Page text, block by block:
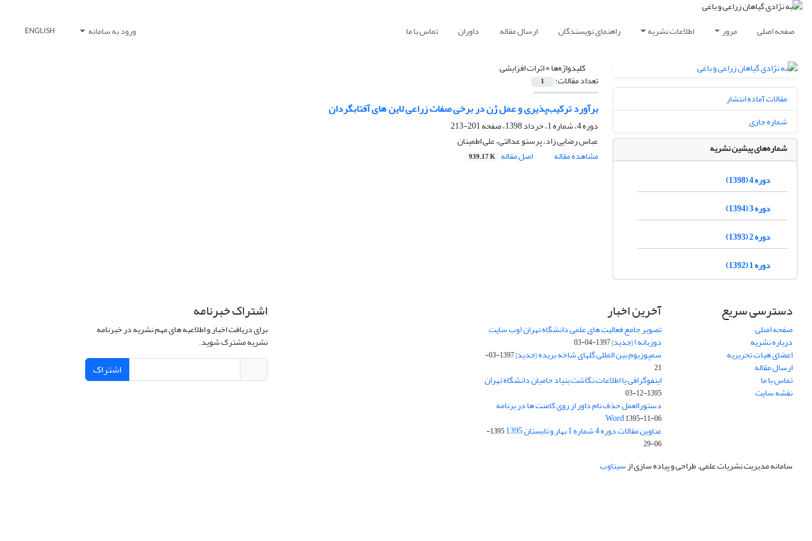
صفحه اصلی مرور اطلاعات نشریه راهنمای نویسندگان ارسال مقاله داوران تماس با ما ورود به سامانه ENGLISH
کلیدواژه‌ها =اثرات افزایشی
تعداد مقالات: 1
برآورد ترکیب‌پذیری و عمل ژن در برخی صفات زراعی لاین های آفتابگردان
دوره 4، شماره 1، خرداد 1398، صفحه
201-213
عباس رضایی زاد، پرستو عدالتی، علی اطمینان
مشاهده مقاله
اصل مقاله 939.17 K
مقالات آماده انتشار
شماره جاری
شماره‌های پیشین نشریه
دوره 4 (1398)
دوره 3 (1394)
دوره 2 (1393)
دوره 1 (1392)
دسترسی سریع
صفحه اصلی
درباره نشریه
اعضای هیات تحریریه
ارسال مقاله
تماس با ما
نقشه سایت
آخرین اخبار
تصویر جامع فعالیت های علمی دانشگاه تهران (وب سایت
دوزبانه) {جدید}1397-04-03
سمپوزیوم بین المللی گلهای شاخه بریده {جدید}
1397-03-
21
اینفوگرافی یا اطلاعات نگاشت بنیاد حامیان دانشگاه تهران
1395-12-03
دستورالعمل حذف نام داور از روی کامنت ها در برنامه
Word1395-11-06
عناوین مقالات دوره 4 شماره 1 بهار و تابستان 1395
1395-
06-29
اشتراک خبرنامه
برای دریافت اخبار و اطلاعیه های مهم نشریه در خبرنامه
نشریه مشترک شوید.
اشتراک
سامانه مدیریت نشریات علمی.طراحی و پیاده سازی ازسیناوب